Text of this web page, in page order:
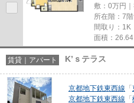
敷：0万円
所在階：7階
間取り：1K
面積：26.64
賃貸｜アパート K’ｓテラス
京都地下鉄東西線 「
京都地下鉄東西線 「